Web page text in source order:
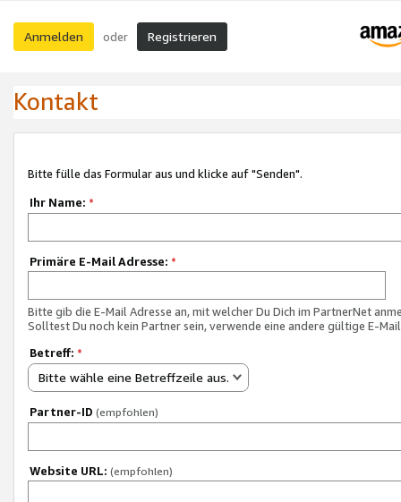
Anmelden oder Registrieren
Kontakt
Bitte fülle das Formular aus und klicke auf "Senden".
Ihr Name: *
Primäre E-Mail Adresse: *
Bitte gib die E-Mail Adresse an, mit welcher Du Dich im PartnerNet
Solltest Du noch kein Partner sein, verwende eine andere gültige E-
Betreff: *
Bitte wähle eine Betreffzeile aus.
Partner-ID (empfohlen)
Website URL: (empfohlen)